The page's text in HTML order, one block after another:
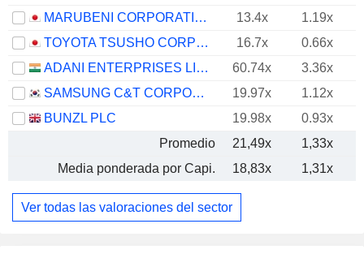
MARUBENI CORPORATION
13.4x 1.19x
TOYOTA TSUSHO CORPORATION
16.7x
0.66x
ADANI ENTERPRISES LIMITED
60.74x 3.36x
SAMSUNG C&T CORPORATION
19.97x 1.12x
BUNZL PLC
19.98x
0.93x
Promedio
21,49x 1,33x
Media ponderada por Capi.
18,83x 1,31x
Ver todas las valoraciones del sector